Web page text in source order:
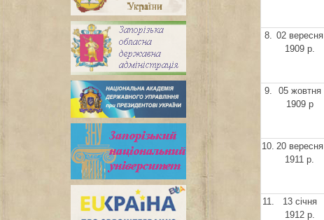
8. 02 вересня
1909 р.
9.
05 жовтня
1909 р
10. 20 вересня
1911 р.
11.
13 січня
1912 р.